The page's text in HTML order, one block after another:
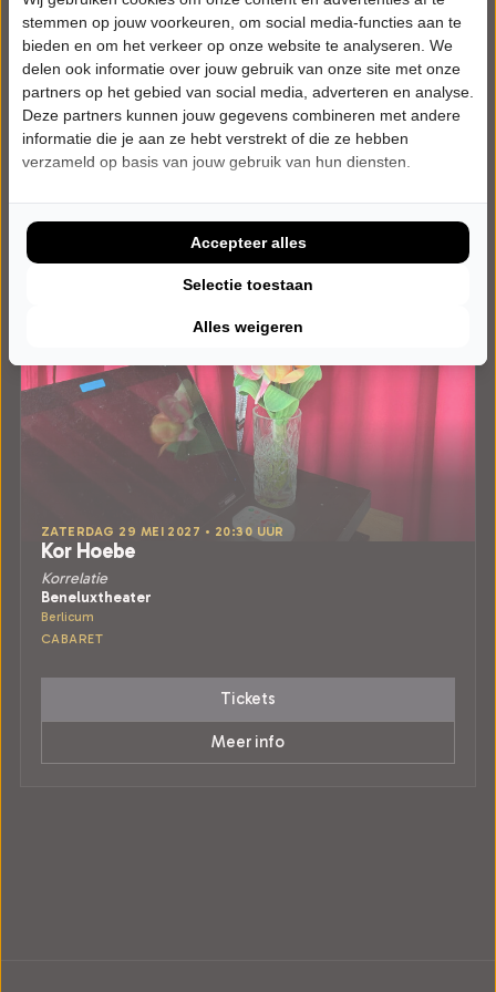
ZATERDAG 29 MEI 2027 • 20:30 UUR
Kor Hoebe
Korrelatie
Beneluxtheater
Berlicum
CABARET
Tickets
Meer info
stemmen op jouw voorkeuren, om social media-functies aan te
bieden en om het verkeer op onze website te analyseren. We
delen ook informatie over jouw gebruik van onze site met onze
partners op het gebied van social media, adverteren en analyse.
Deze partners kunnen jouw gegevens combineren met andere
informatie die je aan ze hebt verstrekt of die ze hebben
verzameld op basis van jouw gebruik van hun diensten.
Alles weigeren
Selectie toestaan
Accepteer alles